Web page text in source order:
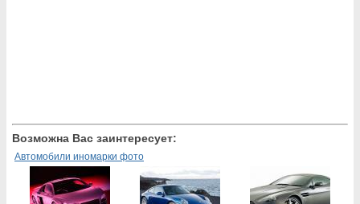
Возможна Вас заинтересует:
Автомобили иномарки фото